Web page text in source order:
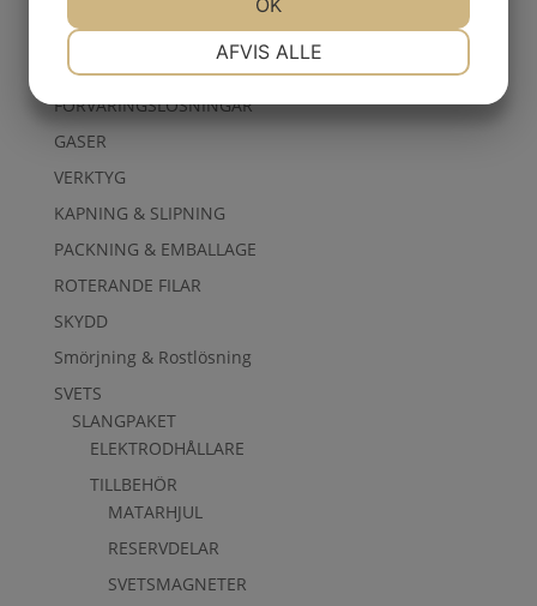
ARBETSKLÄDER
BORR, BITS & GÄNG
FÖRVARINGSLÖSNINGAR
GASER
VERKTYG
KAPNING & SLIPNING
PACKNING & EMBALLAGE
ROTERANDE FILAR
SKYDD
Smörjning & Rostlösning
SVETS
SLANGPAKET
ELEKTRODHÅLLARE
TILLBEHÖR
MATARHJUL
RESERVDELAR
SVETSMAGNETER
AFVIS ALLE